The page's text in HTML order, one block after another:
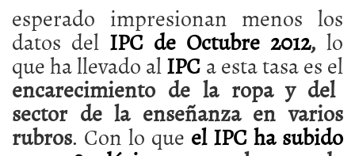
esperado impresionan menos los
datos del IPC de Octubre 2012, lo
que ha llevado alIPCa esta tasa es el
encarecimiento de la ropa y del
sector de la enseñanza en varios
rubros. Con lo que el IPC ha subido